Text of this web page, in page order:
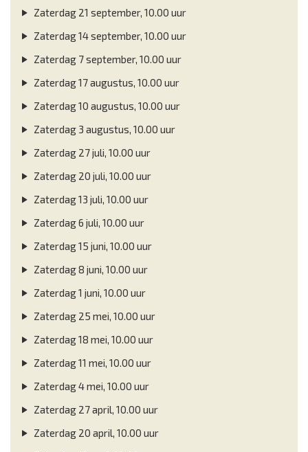
Zaterdag 21 september, 10.00 uur
Zaterdag 14 september, 10.00 uur
Zaterdag 7 september, 10.00 uur
Zaterdag 17 augustus, 10.00 uur
Zaterdag 10 augustus, 10.00 uur
Zaterdag 3 augustus, 10.00 uur
Zaterdag 27 juli, 10.00 uur
Zaterdag 20 juli, 10.00 uur
Zaterdag 13 juli, 10.00 uur
Zaterdag 6 juli, 10.00 uur
Zaterdag 15 juni, 10.00 uur
Zaterdag 8 juni, 10.00 uur
Zaterdag 1 juni, 10.00 uur
Zaterdag 25 mei, 10.00 uur
Zaterdag 18 mei, 10.00 uur
Zaterdag 11 mei, 10.00 uur
Zaterdag 4 mei, 10.00 uur
Zaterdag 27 april, 10.00 uur
Zaterdag 20 april, 10.00 uur